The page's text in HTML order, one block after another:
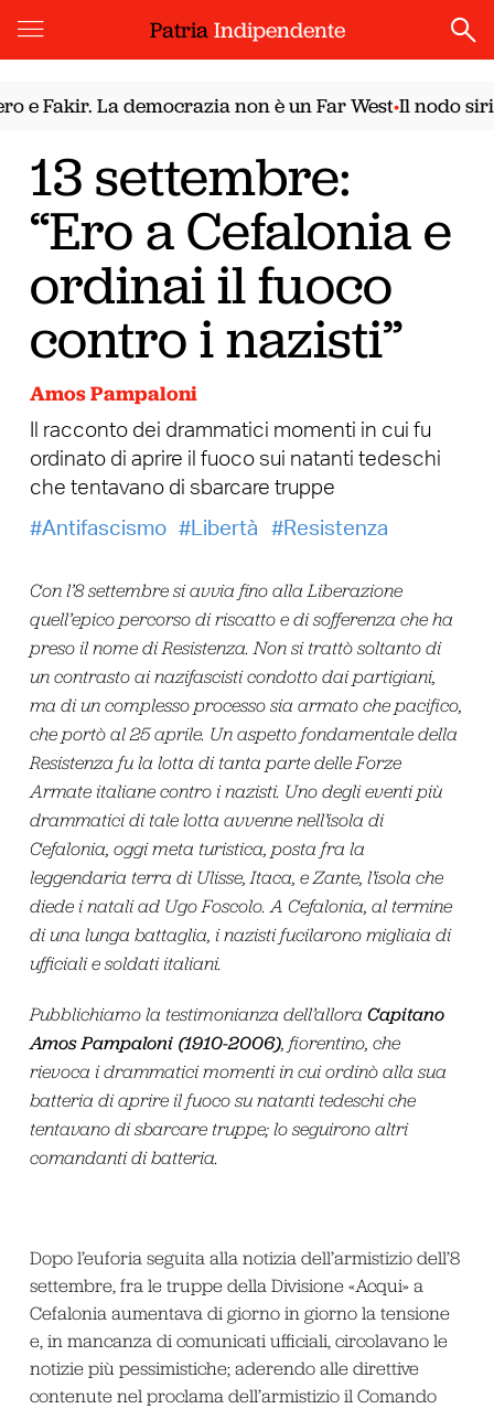
PatriaIndipendente
Fakir. La democrazia non è un Far West•Il nodo
13 settembre:
“Ero a Cefalonia e
ordinai il fuoco
contro i nazisti”
Amos Pampaloni
Il racconto dei drammatici momenti in cui fu
ordinato di aprire il fuoco sui natanti tedeschi
che tentavano di sbarcare truppe
Antifascismo
Libertà Resistenza
Con l’8 settembre si avvia fino alla Liberazione
quell’epico percorso di riscatto e di sofferenza che ha
preso il nome di Resistenza. Non si trattò soltanto di
un contrasto ai nazifascisti condotto dai partigiani,
ma di un complesso processo sia armato che pacifico,
che portò al 25 aprile. Un aspetto fondamentale della
Resistenza fu la lotta di tanta parte delle Forze
Armate italiane contro i nazisti. Uno degli eventi più
drammatici di tale lotta avvenne nell’isola di
Cefalonia, oggi meta turistica, posta fra la
leggendaria terra di Ulisse, Itaca, e Zante, l’isola che
diede i natali ad Ugo Foscolo. A Cefalonia, al termine
di una lunga battaglia, i nazisti fucilarono migliaia di
ufficiali e soldati italiani.
Pubblichiamo la testimonianza dell’allora Capitano
Amos Pampaloni (1910-2006), fiorentino, che
rievoca i drammatici momenti in cui ordinò alla sua
batteria di aprire il fuoco su natanti tedeschi che
tentavano di sbarcare truppe; lo seguirono altri
comandanti di batteria.
Dopo l’euforia seguita alla notizia dell’armistizio dell’8
settembre, fra le truppe della Divisione «Acqui» a
Cefalonia aumentava di giorno in giorno la tensione
e, in mancanza di comunicati ufficiali, circolavano le
notizie più pessimistiche; aderendo alle direttive
contenute nel proclama dell’armistizio il Comando